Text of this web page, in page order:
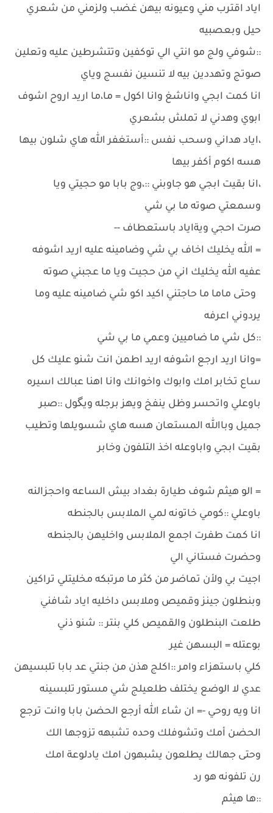
اياد اقترب مني وعيونه بيهن غضب ولزمني من شعري
حيل وبعصبيه
::شوفي ولج مو انتي الي توكفين وتتشرطين عليه وتعلين
صوتج وتهددين بيه لا تنسين نفسج وياي
انا كمت ابجي واناشغ وانا اكول = ما،ما اريد اروح اشوف
ابوي وهدني لا تملش بشعري
،اياد هداني وسحب نفس ::أستغفر الله هاي شلون بيها
هسه اكوم أكفر بيها
،انا بقيت ابجي هو جاوبني ::،وج بابا مو حجيتي ويا
وسمعتي صوته ما بي شي
صرت احجي ويةاياد باستعطاف --
= الله يخليك اخاف بي شي وضامينه عليه اريد اشوفه
عفيه الله يخليك اني من حجيت ويا ما عجبني صوته
وحتى ماما ما حاجتني اكيد اكو شي ضامينه عليه وما
يردوني اعرفه
::كل شي ما ضاميين وعمي ما بي شي
=وانا اريد ارجع اشوفه اريد اطمن انت شنو عليك كل
ساع تخابر امك وابوك واخوانك وانا اهنا عبالك اسيره
باوعلي واتحسر وظل ينفخ ويهز برجله ويگول ::صبر
جميل وباالله المستعان هسه هاي شسويلها وتطيب
بقيت ابجي واباوعله اخذ التلفون وخابر
= الو هيثم شوف طيارة بغداد بيش الساعه واحجزالنه
باوعلي ::كومي خاتونه لمي الملابس بالجنطه
انا كمت طفرت اجمع الملابس واخليهن بالجنطه
وحضرت فستاني الي
اجيت بي ولأن تماضر من كثر ما مرتبكه مخليتلي تراكين
وبنطلون جينز وقميص وملابس داخليه اياد شافني
طلعت البنطلون والقميص كلي بنتر :: شنو ذني
بوعتله = البسهن غير
كلي باستهزاء وامر ::اكلج هذن من جنتي عد بابا تلبسيهن
عدي لا الوضع يختلف طلعيلج شي مستور تلبسينه
انا ويه روحي -= ان شاء الله أرجع الحضن بابا وانت ترجع
الحضن أمك وتشوفلك وحده تشبهه تزوجها الك
وحتى جهالك يطلعون يشبهون امك يادلوعة امك
رن تلفونه هو رد
::ها هيثم